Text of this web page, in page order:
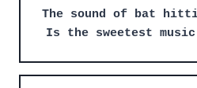
The sound of bat
Is the sweetest